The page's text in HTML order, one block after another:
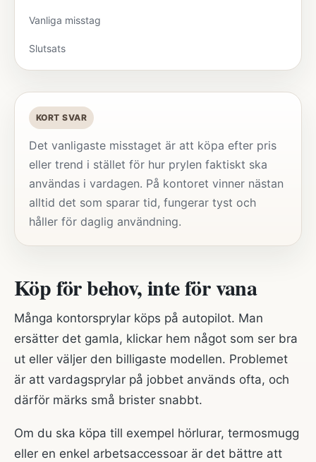
Vanliga misstag
Slutsats
KORT SVAR
Det vanligaste misstaget är att köpa efter pris
eller trend i stället för hur prylen faktiskt ska
användas i vardagen. På kontoret vinner nästan
alltid det som sparar tid, fungerar tyst och
håller för daglig användning.
Köp för behov, inte för vana
Många kontorsprylar köps på autopilot. Man
ersätter det gamla, klickar hem något som ser bra
ut eller väljer den billigaste modellen. Problemet
är att vardagsprylar på jobbet används ofta, och
därför märks små brister snabbt.
Om du ska köpa till exempel hörlurar, termosmugg
eller en enkel arbetsaccessoar är det bättre att